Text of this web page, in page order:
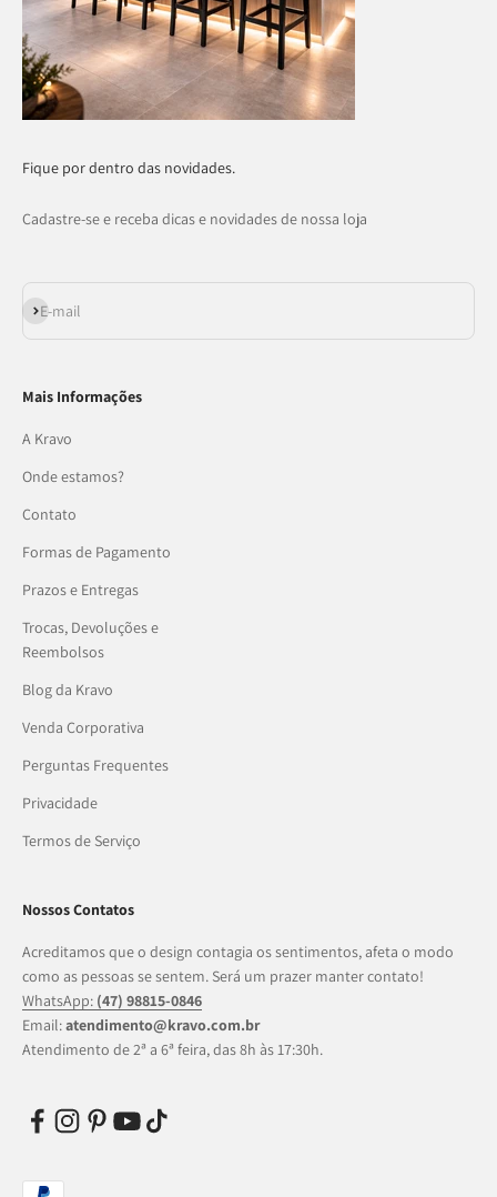
Fique por dentro das novidades.
Cadastre-se e receba dicas e novidades de nossa loja
E-mail
Assinar
Mais Informações
A Kravo
Onde estamos?
Contato
Formas de Pagamento
Prazos e Entregas
Trocas, Devoluções e
Reembolsos
Blog da Kravo
Venda Corporativa
Perguntas Frequentes
Privacidade
Termos de Serviço
Nossos Contatos
Acreditamos que o design contagia os sentimentos, afeta o modo
como as pessoas se sentem. Será um prazer manter contato!
WhatsApp: (47) 98815-0846
Email:atendimento@kravo.com.br
Atendimento de 2ª a 6ª feira, das 8h às 17:30h.